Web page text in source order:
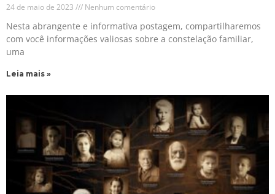
24 de maio de 2023 Nenhum comentário
Nesta abrangente e informativa postagem, compartilharemos
com você informações valiosas sobre a constelação familiar,
uma
Leia mais »